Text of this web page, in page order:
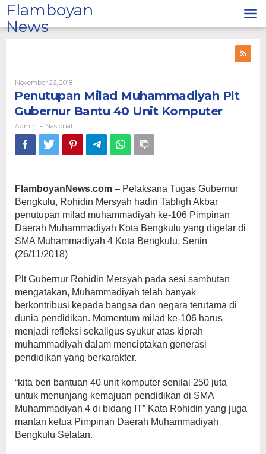
Lewati
ke
konten
Flamboyan
News
November 26, 2018Oleh
Admin
Penutupan Milad Muhammadiyah Plt
Gubernur Bantu 40 Unit Komputer
Admin - Nasional
FlamboyanNews.com – Pelaksana Tugas Gubernur
Bengkulu, Rohidin Mersyah hadiri Tabligh Akbar
penutupan milad muhammadiyah ke-106 Pimpinan
Daerah Muhammadiyah Kota Bengkulu yang digelar di
SMA Muhammadiyah 4 Kota Bengkulu, Senin
(26/11/2018)
Plt Gubernur Rohidin Mersyah pada sesi sambutan
mengatakan, Muhammadiyah telah banyak
berkontribusi kepada bangsa dan negara terutama di
dunia pendidikan. Momentum milad ke-106 harus
menjadi refleksi sekaligus syukur atas kiprah
muhammadiyah dalam menciptakan generasi
pendidikan yang berkarakter.
“kita beri bantuan 40 unit komputer senilai 250 juta
untuk menunjang kemajuan pendidikan di SMA
Muhammadiyah 4 di bidang IT” Kata Rohidin yang juga
mantan ketua Pimpinan Daerah Muhammadiyah
Bengkulu Selatan.